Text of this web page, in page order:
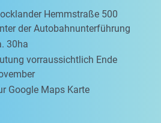
Hemmstraße 500
der Autobahnunterführung
30ha
vorraussichtlich Ende
Google Maps Karte